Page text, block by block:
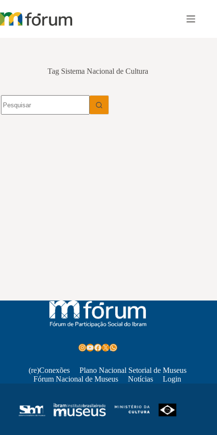
para
o
TagSistema Nacional de Cultura
resultados
Instagram
Youtube
Facebook
X WhatsApp
(re)Conexões
Plano Nacional Setorial de Museus
Fórum Nacional de Museus
Notícias Login